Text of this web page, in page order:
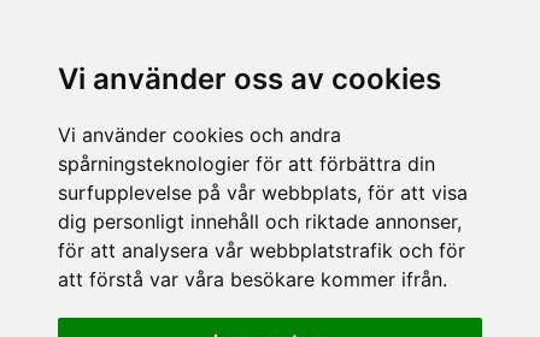
Vi använder oss av cookies
Vi använder cookies och andra
spårningsteknologier för att förbättra din
surfupplevelse på vår webbplats, för att visa
dig personligt innehåll och riktade annonser,
för att analysera vår webbplatstrafik och för
att förstå var våra besökare kommer ifrån.